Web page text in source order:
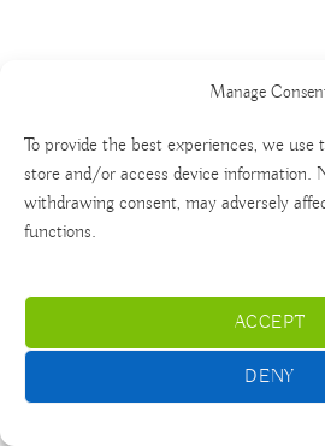
Manage
To provide the best experiences, we use
store and/or access device information.
withdrawing consent, may adversely
functions.
ACCEPT
DENY